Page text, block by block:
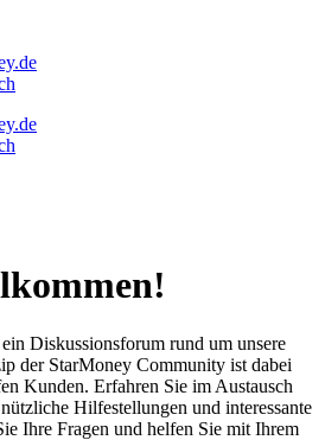
Diskussionsforum rund um unsere
der StarMoney Community ist dabei
Kunden. Erfahren Sie im Austausch
Hilfestellungen und interessante
Ihre Fragen und helfen Sie mit Ihrem